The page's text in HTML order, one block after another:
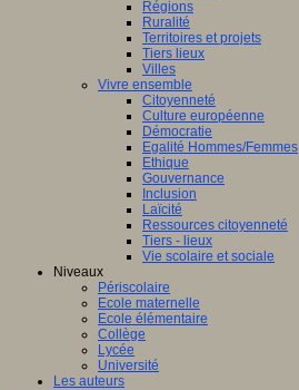
Régions
Ruralité
Territoires et projets
Tiers lieux
Villes
Vivre ensemble
Citoyenneté
Culture européenne
Démocratie
Egalité Hommes/Femmes
Ethique
Gouvernance
Inclusion
Laïcité
Ressources citoyenneté
Tiers - lieux
Vie scolaire et sociale
Niveaux
Périscolaire
Ecole maternelle
Ecole élémentaire
Collège
Lycée
Université
Les auteurs